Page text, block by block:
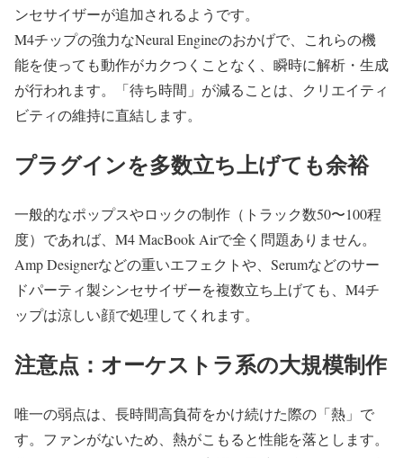
ンセサイザーが追加されるようです。
M4チップの強力なNeural Engineのおかげで、これらの機
能を使っても動作がカクつくことなく、瞬時に解析・生成
が行われます。「待ち時間」が減ることは、クリエイティ
ビティの維持に直結します。
プラグインを多数立ち上げても余裕
一般的なポップスやロックの制作（トラック数50〜100程
度）であれば、M4 MacBook Airで全く問題ありません。
Amp Designerなどの重いエフェクトや、Serumなどのサー
ドパーティ製シンセサイザーを複数立ち上げても、M4チ
ップは涼しい顔で処理してくれます。
注意点：オーケストラ系の大規模制作
唯一の弱点は、長時間高負荷をかけ続けた際の「熱」で
す。ファンがないため、熱がこもると性能を落とします。